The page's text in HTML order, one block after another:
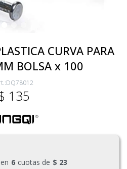
CURVA PARA
BOLSA x 100
DQ78012
135
6 cuotas de $ 23
y Batería